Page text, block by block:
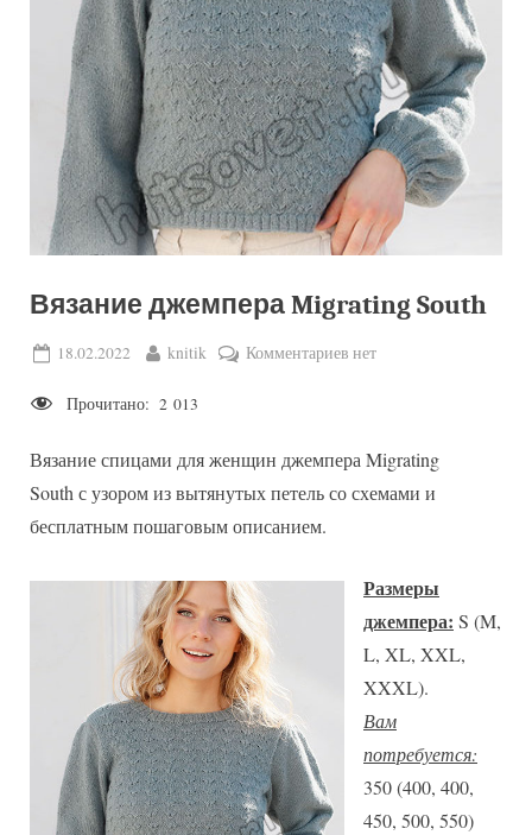
Вязание джемпера Migrating South
Posted
18.02.2022 By
knitik Комментариевк
Migrating
South
нет
Прочитано: 2 013
Вязание спицами для женщин джемпера Migrating
South с узором из вытянутых петель со схемами и
бесплатным пошаговым описанием.
Размеры
джемпера: S (M,
L, XL, XXL,
XXXL).
Вам
потребуется:
350 (400, 400,
450, 500, 550)